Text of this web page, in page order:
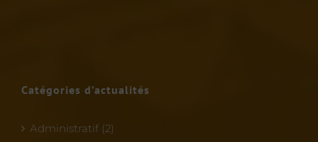
Catégories d’actualités
Administratif (2)